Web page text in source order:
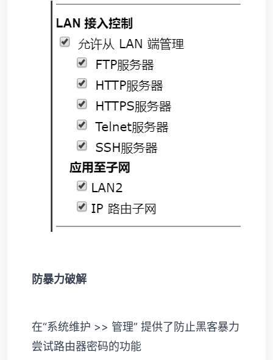
防暴力破解
在“系统维护 >> 管理” 提供了防止黑客暴力
尝试路由器密码的功能